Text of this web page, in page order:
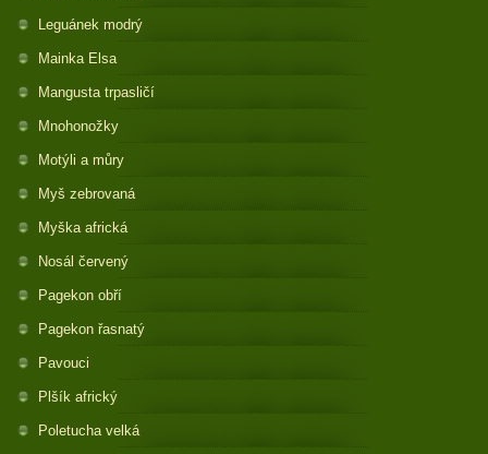
Leguánek modrý
Mainka Elsa
Mangusta trpasličí
Mnohonožky
Motýli a můry
Myš zebrovaná
Myška africká
Nosál červený
Pagekon obří
Pagekon řasnatý
Pavouci
Plšík africký
Poletucha velká